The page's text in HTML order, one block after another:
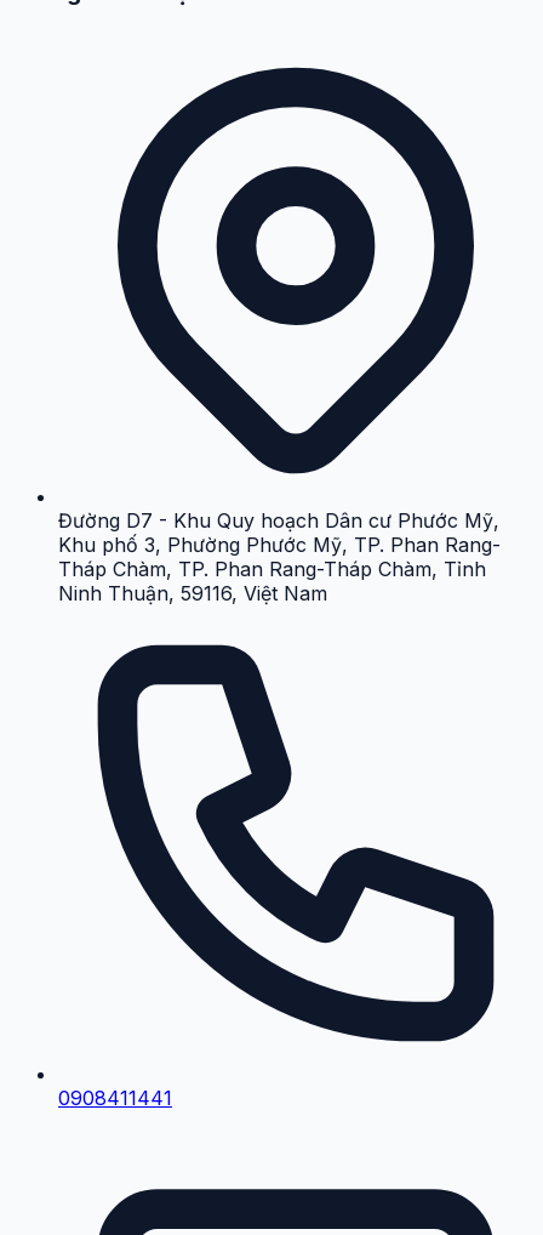
Đường D7 - Khu Quy hoạch Dân cư Phước Mỹ,
Khu phố 3, Phường Phước Mỹ, TP. Phan Rang-
Tháp Chàm, TP. Phan Rang-Tháp Chàm, Tỉnh
Ninh Thuận, 59116, Việt Nam
0908411441